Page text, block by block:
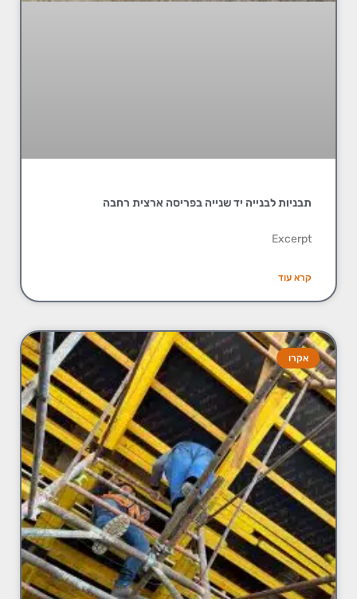
תבניות לבנייה יד שנייה בפריסה ארצית רחבה
Excerpt
קרא עוד
אקרו